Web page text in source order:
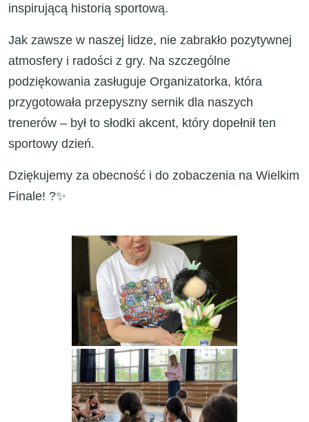
inspirującą historią sportową.
Jak zawsze w naszej lidze, nie zabrakło pozytywnej
atmosfery i radości z gry. Na szczególne
podziękowania zasługuje Organizatorka, która
przygotowała przepyszny sernik dla naszych
trenerów – był to słodki akcent, który dopełnił ten
sportowy dzień.
Dziękujemy za obecność i do zobaczenia na Wielkim
Finale! ?✨